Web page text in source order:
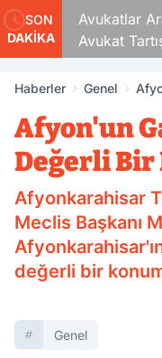
SON
DAKİKA
Avukatlar
Avukat
Vurdu
Haberler Genel
Afyon'un
Değerli Bir
Afyonkarahisar
Meclis Başkanı
değerli bir
Genel